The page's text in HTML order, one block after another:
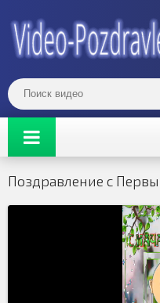
Поздравление с